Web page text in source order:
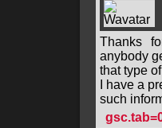
Thanks
anybody
that type
I have a
such